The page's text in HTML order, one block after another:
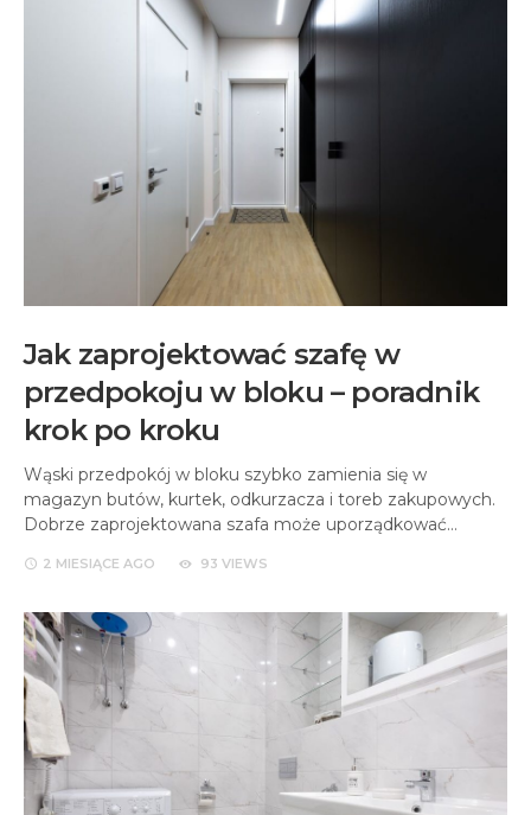
Jak zaprojektować szafę w
przedpokoju w bloku – poradnik
krok po kroku
Wąski przedpokój w bloku szybko zamienia się w
magazyn butów, kurtek, odkurzacza i toreb zakupowych.
Dobrze zaprojektowana szafa może uporządkować…
2 MIESIĄCE AGO 93 VIEWS